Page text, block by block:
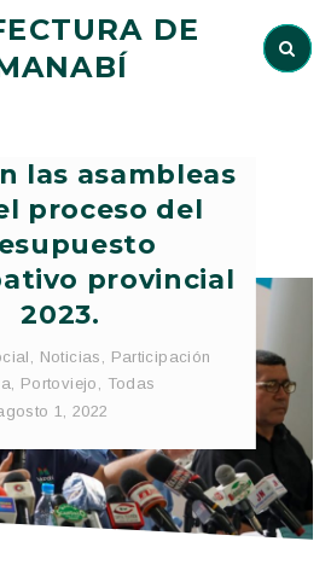
DE
las asambleas
proceso del
provincial
2023.
, Noticias , Participación
, Portoviejo , Todas
1, 2022